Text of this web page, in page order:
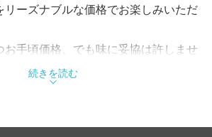
リーズナブルな価格でお楽しみいただ
お手頃価格、でも味に妥協は許しませ
を、ぜひ皆様ご堪能くださいませ♪
続きを読む